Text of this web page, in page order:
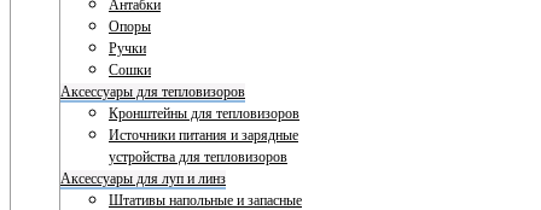
Антабки
Опоры
Ручки
Сошки
Аксессуары для тепловизоров
Кронштейны для тепловизоров
Источники питания и зарядные
устройства для тепловизоров
Аксессуары для луп и линз
Штативы напольные и запасные